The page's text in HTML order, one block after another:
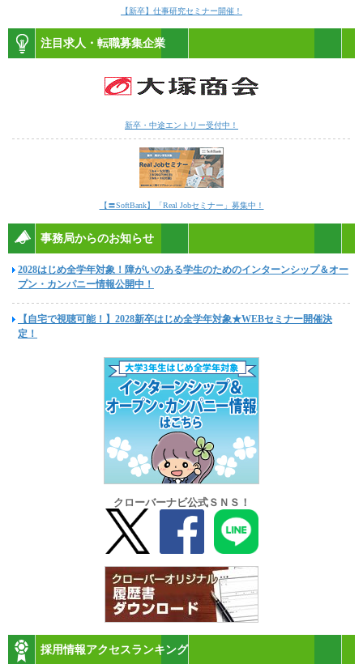
【新卒】仕事研究セミナー開催！
注目求人・転職募集企業
新卒・中途エントリー受付中！
【〓SoftBank】「Real Jobセミナー」募集中！
事務局からのお知らせ
2028はじめ全学年対象！障がいのある学生のためのインターンシップ＆オー
プン・カンパニー情報公開中！
【自宅で視聴可能！】2028新卒はじめ全学年対象★WEBセミナー開催決
定！
クローバーナビ公式ＳＮＳ！
採用情報アクセスランキング